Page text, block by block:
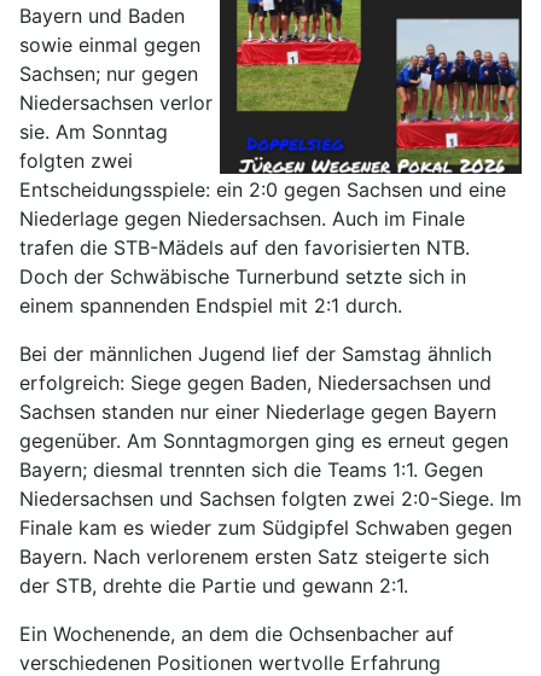
Bayern und Baden
sowie einmal gegen
Sachsen; nur gegen
Niedersachsen verlor
sie. Am Sonntag
folgten zwei
Entscheidungsspiele: ein 2:0 gegen Sachsen und eine
Niederlage gegen Niedersachsen. Auch im Finale
trafen die STB-Mädels auf den favorisierten NTB.
Doch der Schwäbische Turnerbund setzte sich in
einem spannenden Endspiel mit 2:1 durch.
Bei der männlichen Jugend lief der Samstag ähnlich
erfolgreich: Siege gegen Baden, Niedersachsen und
Sachsen standen nur einer Niederlage gegen Bayern
gegenüber. Am Sonntagmorgen ging es erneut gegen
Bayern; diesmal trennten sich die Teams 1:1. Gegen
Niedersachsen und Sachsen folgten zwei 2:0-Siege. Im
Finale kam es wieder zum Südgipfel Schwaben gegen
Bayern. Nach verlorenem ersten Satz steigerte sich
der STB, drehte die Partie und gewann 2:1.
Ein Wochenende, an dem die Ochsenbacher auf
verschiedenen Positionen wertvolle Erfahrung